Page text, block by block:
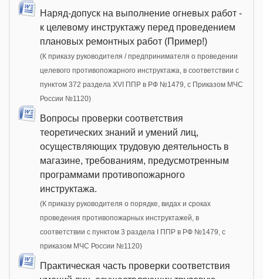
Наряд-допуск на выполнение огневых работ -
к целевому инструктажу перед проведением
плановых ремонтных работ (Пример!)
(К приказу руководителя / предпринимателя о проведении
целевого противопожарного инструктажа, в соответствии с
пунктом 372 раздела XVI ППР в РФ №1479, c Приказом МЧС
России №1120)
Вопросы проверки соответствия
теоретических знаний и умений лиц,
осуществляющих трудовую деятельность в
магазине, требованиям, предусмотренным
программами противопожарного
инструктажа.
(К приказу руководителя о порядке, видах и сроках
проведения противопожарных инструктажей, в
соответствии с пунктом 3 раздела I ППР в РФ №1479, с
приказом МЧС России №1120)
Практическая часть проверки соответствия